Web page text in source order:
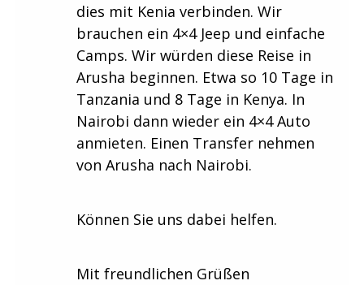
dies mit Kenia verbinden. Wir
brauchen ein 4×4 Jeep und einfache
Camps. Wir würden diese Reise in
Arusha beginnen. Etwa so 10 Tage in
Tanzania und 8 Tage in Kenya. In
Nairobi dann wieder ein 4×4 Auto
anmieten. Einen Transfer nehmen
von Arusha nach Nairobi.
Können Sie uns dabei helfen.
Mit freundlichen Grüßen